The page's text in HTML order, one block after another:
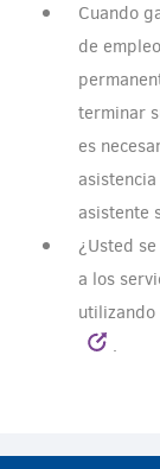
Cuando
de
terminar
es
asistente
¿Usted
a los
utilizando
.